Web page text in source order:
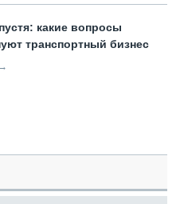
какие вопросы
транспортный бизнес